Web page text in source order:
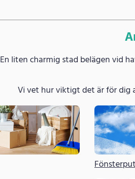
En liten charmig stad belägen vid
Vi vet hur viktigt det är för dig